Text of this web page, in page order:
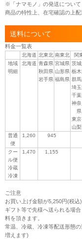
※「ナマモノ」の発送について
商品の特性上、在宅確認の上配
送料について
料金一覧表
北海道 北東北 南東北 関
地域
明細
北海道 青森県
秋田県
岩手県
宮城県
山形県
福島県
茨
栃
群
埼
千
神奈
県
東
山
普通
便
1,260 945
クー
ル便
冷蔵
冷凍
1,470 1,155
ご注意
お買い上げ金額が5,250円(税込
ギフト等で先様へ送られる場
料を頂きます。
常温、冷蔵、冷凍等配送形態
増えます)